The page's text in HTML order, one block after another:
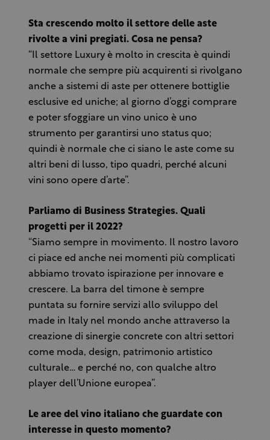
Sta crescendo molto il settore delle aste
rivolte a vini pregiati. Cosa ne pensa?
“Il settore Luxury è molto in crescita è quindi
normale che sempre più acquirenti si rivolgano
anche a sistemi di aste per ottenere bottiglie
esclusive ed uniche; al giorno d’oggi comprare
e poter sfoggiare un vino unico è uno
strumento per garantirsi uno status quo;
quindi è normale che ci siano le aste come su
altri beni di lusso, tipo quadri, perché alcuni
vini sono opere d’arte”.
Parliamo di Business Strategies. Quali
progetti per il 2022?
“Siamo sempre in movimento. Il nostro lavoro
ci piace ed anche nei momenti più complicati
abbiamo trovato ispirazione per innovare e
crescere. La barra del timone è sempre
puntata su fornire servizi allo sviluppo del
made in Italy nel mondo anche attraverso la
creazione di sinergie concrete con altri settori
come moda, design, patrimonio artistico
culturale… e perché no, con qualche altro
player dell’Unione europea”.
Le aree del vino italiano che guardate con
interesse in questo momento?